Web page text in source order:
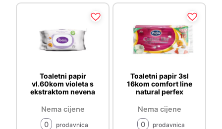
Toaletni papir
vl.60kom violeta s
ekstraktom nevena
Nema cijene
0
prodavnica
Toaletni papir 3sl
16kom comfort line
natural perfex
Nema cijene
0
prodavnica